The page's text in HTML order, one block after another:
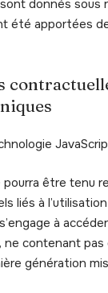
donnés sous
été apportées
être tenu
liés à
à
contenant pas
génération